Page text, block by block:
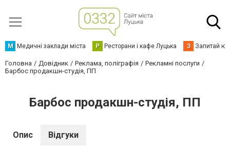
М Медичні заклади міста Р Ресторани і кафе Луцька З Запитай
Головна Довідник Реклама, поліграфія
Рекламні послуги
Барбос продакшн-студія, ПП
Барбос продакшн-студія, ПП
Опис Відгуки